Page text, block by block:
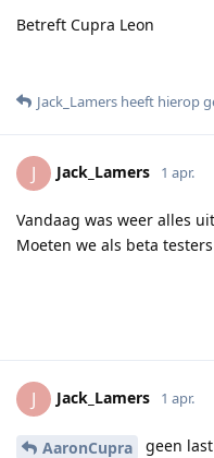
Betreft Cupra Leon
Jack_Lamers heeft hierop
J Jack_Lamers 1 apr.
Vandaag was weer alles
Moeten we als beta
J Jack_Lamers 1 apr.
AaronCupra geen